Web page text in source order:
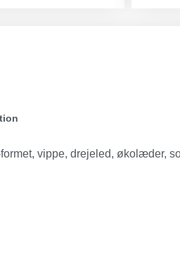
vippe, drejeled, økolæder,